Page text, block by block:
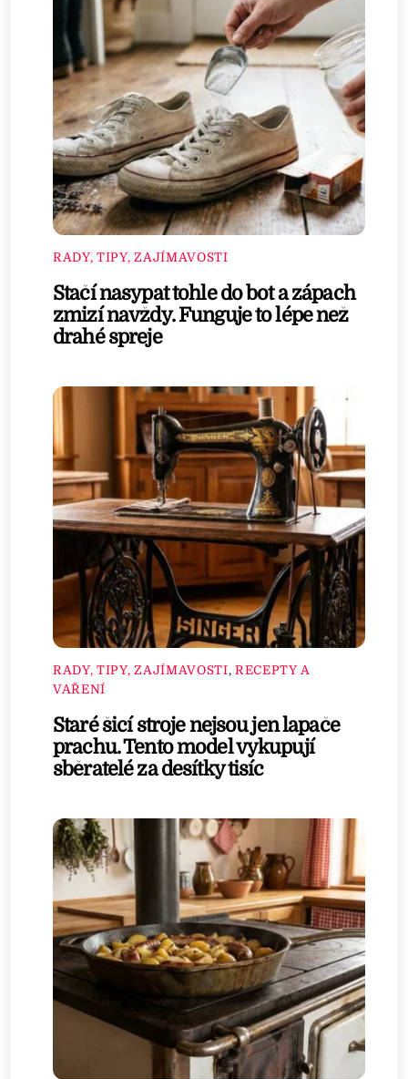
RADY, TIPY, ZAJÍMAVOSTI
Stačí nasypat tohle do bot a zápach
zmizí navždy. Funguje to lépe než
drahé spreje
RADY, TIPY, ZAJÍMAVOSTI, RECEPTY A
VAŘENÍ
Staré šicí stroje nejsou jen lapače
prachu. Tento model vykupují
sběratelé za desítky tisíc